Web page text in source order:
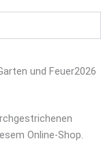
und Feuer2026
Online-Shop.